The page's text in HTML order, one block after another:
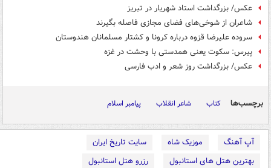
عکس/ بزرگداشت استاد شهریار در تبریز
شاعران از شوخی‌های فضای مجازی فاصله بگیرند
سروده علیرضا قزوه درباره کرونا و کشتار مسلمانان هندوستان
پیرس: سکوت یعنی همدستی با وحشت در غزه
عکس/ بزرگداشت روز شعر و ادب فارسی
برچسب‌ها کتاب شاعر انقلاب پیامبر اسلام
آپ آهنگ موزیک شاه
سایت تاریخ ایران
بهترین هتل های استانبول
رزرو هتل استانبول